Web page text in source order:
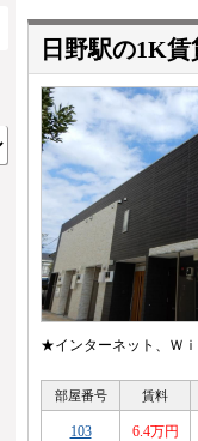
日野駅の1K賃
★インターネット、Ｗ
部屋番号 賃料
103 6.4万円